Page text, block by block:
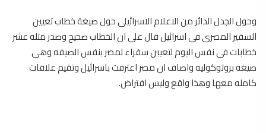
وحول الجدل الدائر من الاعلام الاسرائيلى حول صيغة خطاب تعيين
السفير المصرى فى اسرائيل قال على ان الخطاب صحيح وصدر مثله عشر
خطابات فى نفس اليوم لتعيين سفراء لمصر بنفس الصيفه وهى
صيغه بروتوكوليه واضاف ان مصر اعترفت باسرائيل وتقيم علاقات
كامله معها وهذا واقع وليس افتراض.